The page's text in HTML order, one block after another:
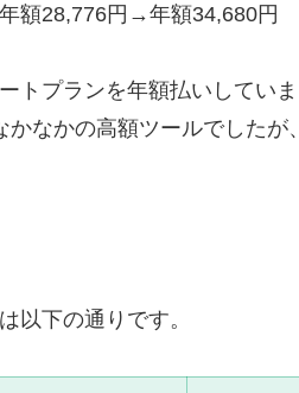
額28,776円→年額34,680円
トプランを年額払いしていま
かなかの高額ツールでした
以下の通りです。